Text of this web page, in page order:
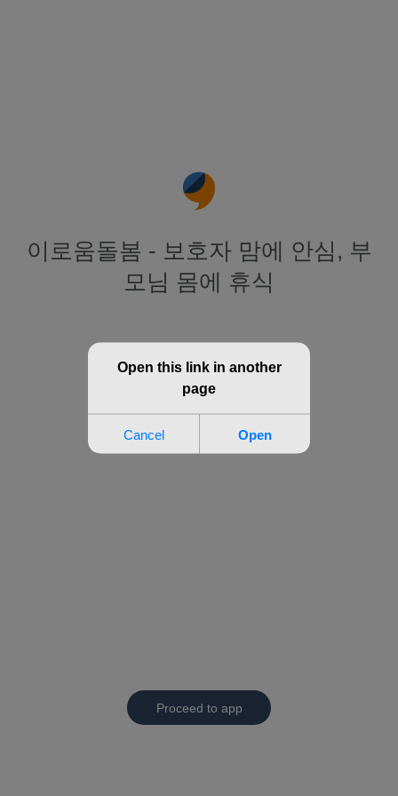
이로움돌봄 - 보호자 맘에 안심, 부
모님 몸에 휴식
Proceed to app